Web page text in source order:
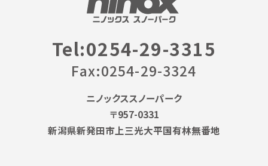
Tel:0254-29-3315
Fax:0254-29-3324
ニノックススノーパーク
〒957-0331
新潟県新発田市上三光大平国有林無番地